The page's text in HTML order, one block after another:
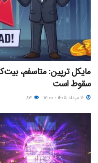
سقوط است